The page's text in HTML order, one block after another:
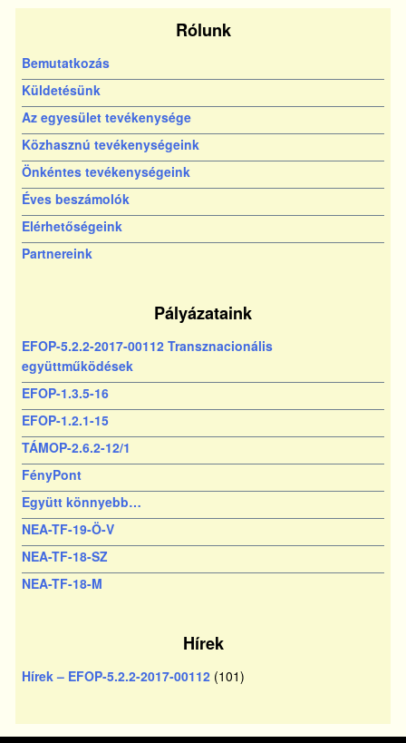
Rólunk
Bemutatkozás
Küldetésünk
Az egyesület tevékenysége
Közhasznú tevékenységeink
Önkéntes tevékenységeink
Éves beszámolók
Elérhetőségeink
Partnereink
Pályázataink
EFOP-5.2.2-2017-00112 Transznacionális
együttműködések
EFOP-1.3.5-16
EFOP-1.2.1-15
TÁMOP-2.6.2-12/1
FényPont
Együtt könnyebb…
NEA-TF-19-Ö-V
NEA-TF-18-SZ
NEA-TF-18-M
Hírek
Hírek – EFOP-5.2.2-2017-00112(101)